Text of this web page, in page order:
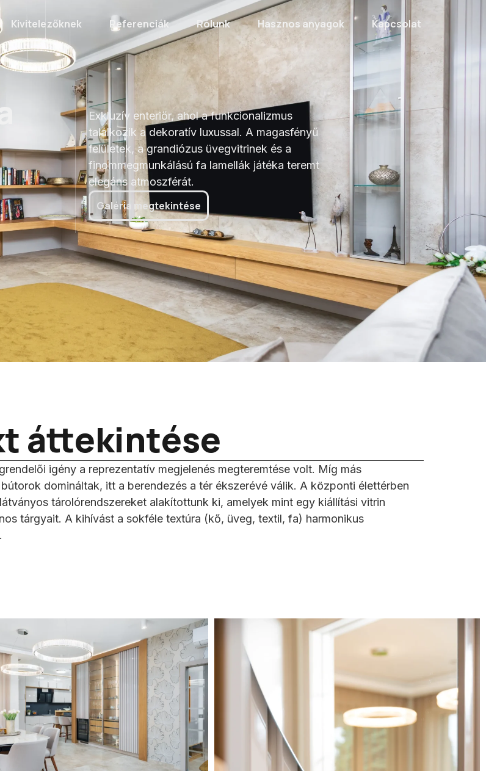
Kivitelezőknek Referenciák Rólunk Hasznos anyagok Kapcsolat
Tölgy
Exkluzív enteriőr, ahol a funkcionalizmus
találkozik a dekoratív luxussal. A magasfényű
felületek, a grandiózus üvegvitrinek és a
finommegmunkálású fa lamellák játéka teremt
elegáns atmoszférát.
Galéria megtekintése
áttekintése
igény a reprezentatív megjelenés megteremtése volt. Míg más
domináltak, itt a berendezés a tér ékszerévé válik. A központi élettérben
tárolórendszereket alakítottunk ki, amelyek mint egy kiállítási vitrin
tárgyait. A kihívást a sokféle textúra (kő, üveg, textil, fa) harmonikus